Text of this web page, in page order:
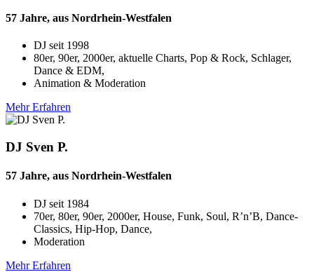
57 Jahre, aus Nordrhein-Westfalen
DJ seit 1998
80er, 90er, 2000er, aktuelle Charts, Pop & Rock, Schlager,
Dance & EDM,
Animation & Moderation
Mehr Erfahren
DJ Sven P.
57 Jahre, aus Nordrhein-Westfalen
DJ seit 1984
70er, 80er, 90er, 2000er, House, Funk, Soul, R’n’B, Dance-
Classics, Hip-Hop, Dance,
Moderation
Mehr Erfahren